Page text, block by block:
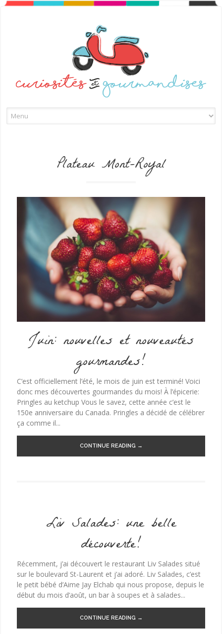
Plateau Mont-Royal
Juin: nouvelles et nouveautés
gourmandes!
C’est officiellement l’été, le mois de juin est terminé! Voici
donc mes découvertes gourmandes du mois! À l’épicerie:
Pringles au ketchup Vous le savez, cette année c’est le
150e anniversaire du Canada. Pringles a décidé de célébrer
ça comme il...
CONTINUE READING →
Liv Salades: une belle
découverte!
Récemment, j’ai découvert le restaurant Liv Salades situé
sur le boulevard St-Laurent et j’ai adoré. Liv Salades, c’est
le petit bébé d’Aime Jay Elchab qui nous propose, depuis le
début du mois d’août, un bar à soupes et à salades...
CONTINUE READING →